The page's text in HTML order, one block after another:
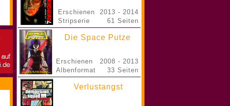
Erschienen
Stripserie
2013 - 2014
61 Seiten
Die Space Putze
Erschienen
Albenformat
2008 - 2013
33 Seiten
Verlustangst